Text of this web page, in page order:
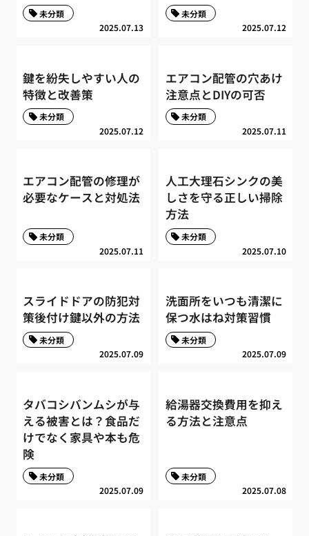
2025.07.13
未分類
2025.07.12
未分類
鍵を紛失しやすい人の
特徴と改善策
2025.07.12
未分類
エアコン配管の穴あけ
注意点とDIYの可否
2025.07.11
未分類
エアコン配管の修理が
必要なケースと対処法
2025.07.11
未分類
人工大理石シンクの美
しさを守る正しい掃除
方法
2025.07.10
未分類
スライドドアの防犯対
策後付け鍵以外の方法
2025.07.09
未分類
洗面所をいつも清潔に
保つ水はね対策習慣
2025.07.09
未分類
タバコシバンムシが与
える被害とは？食品だ
けでなく家具や本も危
険
2025.07.09
未分類
給湯器交換費用を抑え
る方法と注意点
2025.07.08
未分類